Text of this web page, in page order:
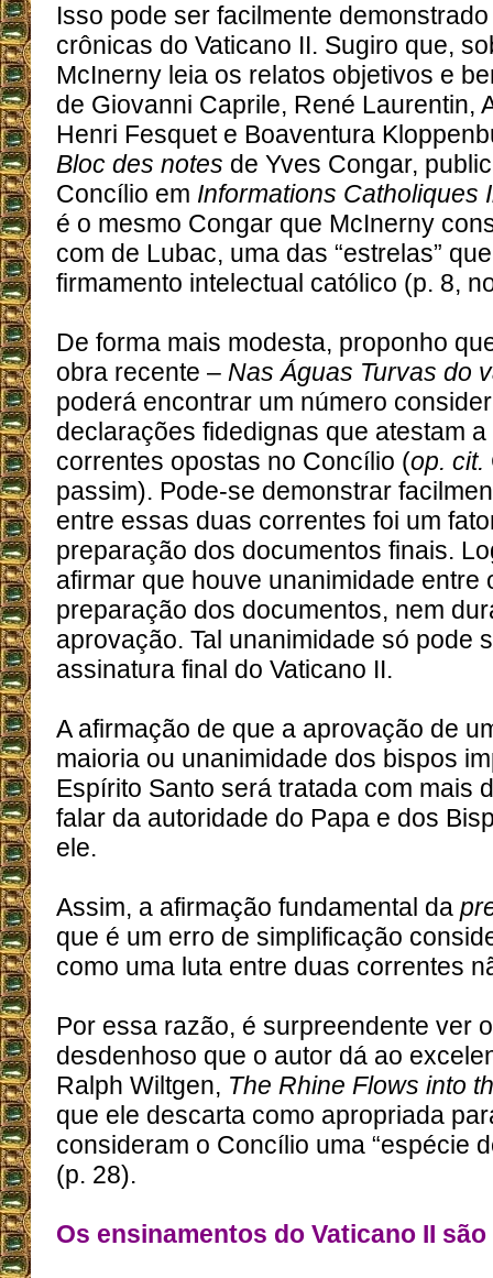
Isso pode ser facilmente
crônicas do Vaticano II. Sugiro que,
McInerny leia os relatos objetivos e
de Giovanni Caprile, René Laurentin,
Henri Fesquet e Boaventura
Bloc des notes de Yves Congar,
Concílio em Informations Catholiques
é o mesmo Congar que McInerny
com de Lubac, uma das “estrelas”
firmamento intelectual católico (p. 8,
De forma mais modesta, proponho
obra recente – Nas Águas Turvas do
poderá encontrar um número
declarações fidedignas que atestam
correntes opostas no Concílio (op. cit.
passim). Pode-se demonstrar
entre essas duas correntes foi um
preparação dos documentos finais.
afirmar que houve unanimidade entre
preparação dos documentos, nem
aprovação. Tal unanimidade só pode
assinatura final do Vaticano II.
A afirmação de que a aprovação de
maioria ou unanimidade dos bispos
Espírito Santo será tratada com mais
falar da autoridade do Papa e dos
ele.
Assim, a afirmação fundamental da
que é um erro de simplificação
como uma luta entre duas correntes
Por essa razão, é surpreendente ver
desdenhoso que o autor dá ao
Ralph Wiltgen, The Rhine Flows into
que ele descarta como apropriada
consideram o Concílio uma “espécie
(p. 28).
Os ensinamentos do Vaticano II